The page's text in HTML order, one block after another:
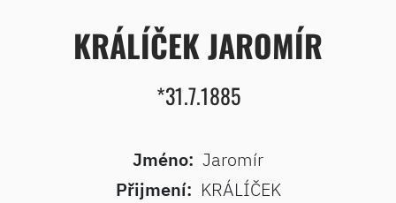
KRÁLÍČEK JAROMÍR
*31.7.1885
Jméno: Jaromír
Přijmení: KRÁLÍČEK